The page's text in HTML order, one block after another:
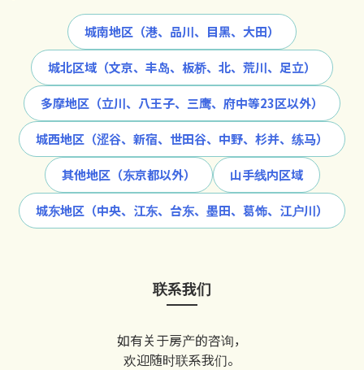
城南地区（港、品川、目黑、大田）
城北区域（文京、丰岛、板桥、北、荒川、足立）
多摩地区（立川、八王子、三鹰、府中等23区以外）
城西地区（涩谷、新宿、世田谷、中野、杉并、练马）
其他地区（东京都以外） 山手线内区域
城东地区（中央、江东、台东、墨田、葛饰、江户川）
联系我们
如有关于房产的咨询，
欢迎随时联系我们。